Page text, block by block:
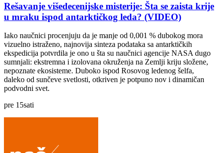
Rešavanje višedecenijske misterije: Šta se zaista krije
u mraku ispod antarktičkog leda? (VIDEO)
Iako naučnici procenjuju da je manje od 0,001 % dubokog mora
vizuelno istraženo, najnovija sinteza podataka sa antarktičkih
ekspedicija potvrdila je ono u šta su naučnici agencije NASA dugo
sumnjali: ekstremna i izolovana okruženja na Zemlji kriju složene,
nepoznate ekosisteme. Duboko ispod Rosovog ledenog šelfa,
daleko od sunčeve svetlosti, otkriven je potpuno nov i dinamičan
podvodni svet.
pre 15sati